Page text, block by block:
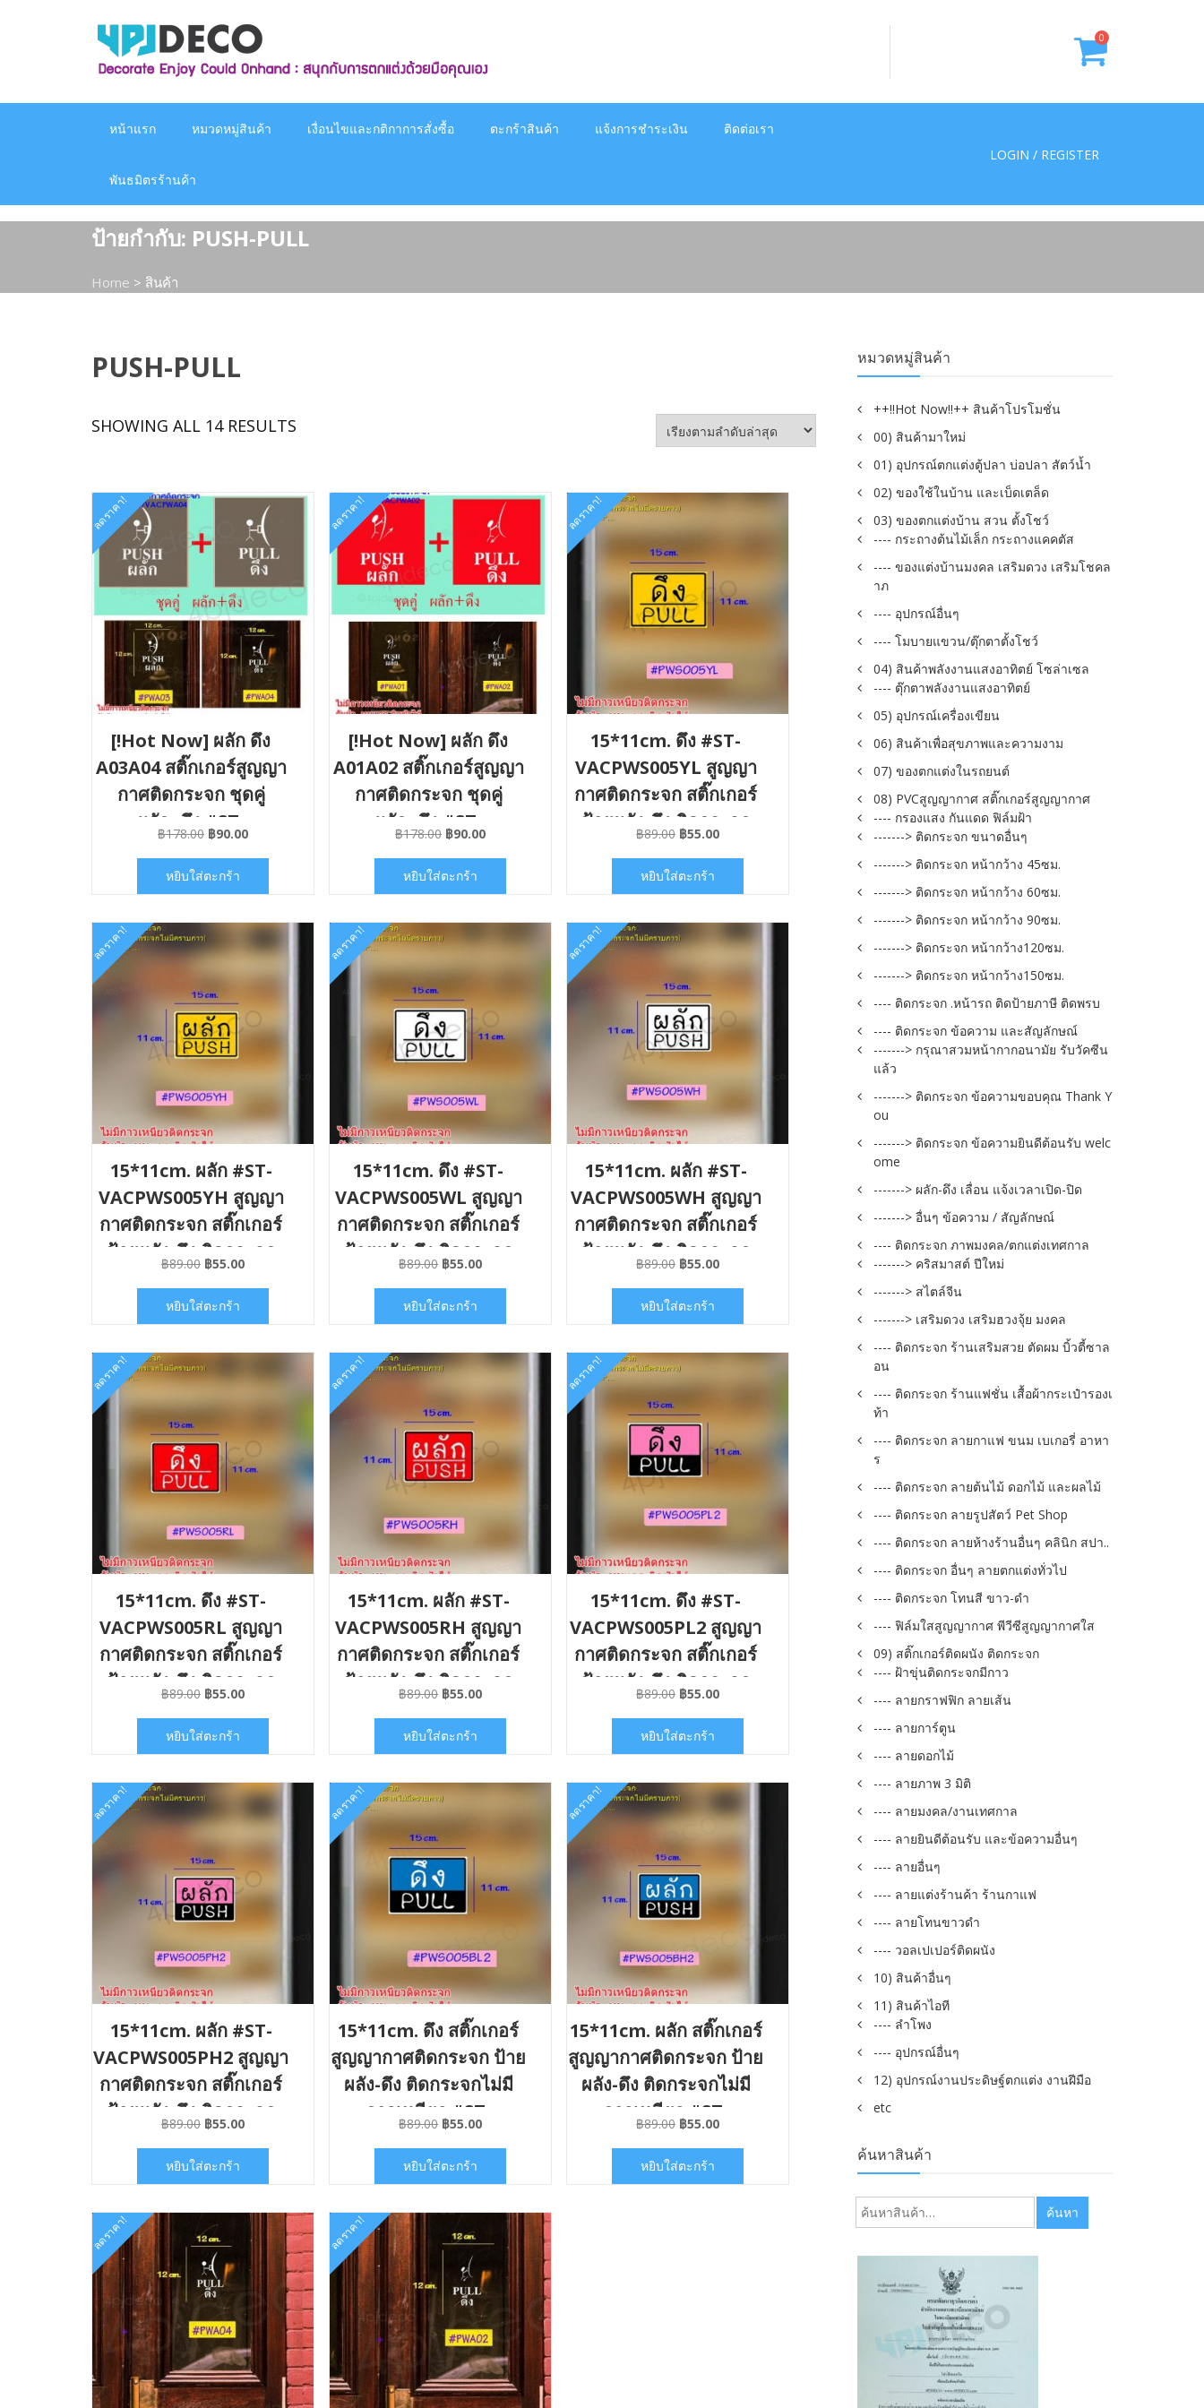
0
หน้าแรก หมวดหมู่สินค้า เงื่อนไขและกติกาการสั่งซื้อ ตะกร้าสินค้า แจ้งการชำระเงิน ติดต่อเรา
พันธมิตรร้านค้า
LOGIN / REGISTER
ป้ายกำกับ: PUSH-PULL
Home > สินค้า
PUSH-PULL
SHOWING ALL 14 RESULTS
ลดราคา!
[!Hot Now] ผลัก ดึง
A03A04 สติ๊กเกอร์สูญญา
กาศติดกระจก ชุดคู่
ผลัก+ดึง #ST-
VACPWA03/VACPWA0
4-012012
฿178.00 Original
was:
฿90.00Current
หยิบใส่ตะกร้า
ลดราคา!
[!Hot Now] ผลัก ดึง
A01A02 สติ๊กเกอร์สูญญา
กาศติดกระจก ชุดคู่
ผลัก+ดึง #ST-
VACPWA01/VACPWA0
2-012012
฿178.00 Original
was:
฿90.00Current
หยิบใส่ตะกร้า
ลดราคา!
15*11cm. ดึง #ST-
VACPWS005YL สูญญา
กาศติดกระจก สติ๊กเกอร์
ป้ายผลัง-ดึง ติดกระจก
ไม่มีคราบกาว
฿89.00 Original
was:
฿55.00Current
หยิบใส่ตะกร้า
ลดราคา!
15*11cm. ผลัก #ST-
VACPWS005YH สูญญา
กาศติดกระจก สติ๊กเกอร์
ป้ายผลัง-ดึง ติดกระจก
ไม่มีคราบกาว
฿89.00 Original
was:
฿55.00Current
หยิบใส่ตะกร้า
ลดราคา!
15*11cm. ดึง #ST-
VACPWS005WL สูญญา
กาศติดกระจก สติ๊กเกอร์
ป้ายผลัง-ดึง ติดกระจก
ไม่มีคราบกาว
฿89.00 Original
was:
฿55.00Current
หยิบใส่ตะกร้า
ลดราคา!
15*11cm. ผลัก #ST-
VACPWS005WH สูญญา
กาศติดกระจก สติ๊กเกอร์
ป้ายผลัง-ดึง ติดกระจก
ไม่มีคราบกาว
฿89.00 Original
was:
฿55.00Current
หยิบใส่ตะกร้า
ลดราคา!
15*11cm. ดึง #ST-
VACPWS005RL สูญญา
กาศติดกระจก สติ๊กเกอร์
ป้ายผลัง-ดึง ติดกระจก
ไม่มีคราบกาว
฿89.00 Original
was:
฿55.00Current
หยิบใส่ตะกร้า
ลดราคา!
15*11cm. ผลัก #ST-
VACPWS005RH สูญญา
กาศติดกระจก สติ๊กเกอร์
ป้ายผลัง-ดึง ติดกระจก
ไม่มีคราบกาว
฿89.00 Original
was:
฿55.00Current
หยิบใส่ตะกร้า
ลดราคา!
15*11cm. ดึง #ST-
VACPWS005PL2 สูญญา
กาศติดกระจก สติ๊กเกอร์
ป้ายผลัง-ดึง ติดกระจก
ไม่มีคราบกาว
฿89.00 Original
was:
฿55.00Current
หยิบใส่ตะกร้า
ลดราคา!
15*11cm. ผลัก #ST-
VACPWS005PH2 สูญญา
กาศติดกระจก สติ๊กเกอร์
ป้ายผลัง-ดึง ติดกระจก
ไม่มีคราบกาว
฿89.00 Original
was:
฿55.00Current
หยิบใส่ตะกร้า
ลดราคา!
15*11cm. ดึง สติ๊กเกอร์
สูญญากาศติดกระจก ป้าย
ผลัง-ดึง ติดกระจกไม่มี
กาวเหนียว #ST-
VACPWS005BL2
฿89.00 Original
was:
฿55.00Current
หยิบใส่ตะกร้า
ลดราคา!
15*11cm. ผลัก สติ๊กเกอร์
สูญญากาศติดกระจก ป้าย
ผลัง-ดึง ติดกระจกไม่มี
กาวเหนียว #ST-
VACPWS005BH2
฿89.00 Original
was:
฿55.00Current
หยิบใส่ตะกร้า
ลดราคา! ลดราคา!
หมวดหมู่สินค้า
++!!Hot Now!!++ สินค้าโปรโมชั่น
00) สินค้ามาใหม่
01) อุปกรณ์ตกแต่งตู้ปลา บ่อปลา สัตว์น้ำ
02) ของใช้ในบ้าน และเบ็ดเตล็ด
03) ของตกแต่งบ้าน สวน ตั้งโชว์
---- กระถางต้นไม้เล็ก กระถางแคคตัส
---- ของแต่งบ้านมงคล เสริมดวง เสริมโชคล
าภ
---- อุปกรณ์อื่นๆ
---- โมบายแขวน/ตุ๊กตาตั้งโชว์
04) สินค้าพลังงานแสงอาทิตย์ โซล่าเซล
---- ตุ๊กตาพลังงานแสงอาทิตย์
05) อุปกรณ์เครื่องเขียน
06) สินค้าเพื่อสุขภาพและความงาม
07) ของตกแต่งในรถยนต์
08) PVCสูญญากาศ สติ๊กเกอร์สูญญากาศ
---- กรองแสง กันแดด ฟิล์มฝ้า
-------> ติดกระจก ขนาดอื่นๆ
-------> ติดกระจก หน้ากว้าง 45ซม.
-------> ติดกระจก หน้ากว้าง 60ซม.
-------> ติดกระจก หน้ากว้าง 90ซม.
-------> ติดกระจก หน้ากว้าง120ซม.
-------> ติดกระจก หน้ากว้าง150ซม.
---- ติดกระจก .หน้ารถ ติดป้ายภาษี ติดพรบ
---- ติดกระจก ข้อความ และสัญลักษณ์
-------> กรุณาสวมหน้ากากอนามัย รับวัคซีน
แล้ว
-------> ติดกระจก ข้อความขอบคุณ Thank Y
ou
-------> ติดกระจก ข้อความยินดีต้อนรับ welc
ome
-------> ผลัก-ดึง เลื่อน แจ้งเวลาเปิด-ปิด
-------> อื่นๆ ข้อความ / สัญลักษณ์
---- ติดกระจก ภาพมงคล/ตกแต่งเทศกาล
-------> คริสมาสต์ ปีใหม่
-------> สไตล์จีน
-------> เสริมดวง เสริมฮวงจุ้ย มงคล
---- ติดกระจก ร้านเสริมสวย ตัดผม บิ้วตี้ซาล
อน
---- ติดกระจก ร้านแฟชั่น เสื้อผ้ากระเป๋ารองเ
ท้า
---- ติดกระจก ลายกาแฟ ขนม เบเกอรี่ อาหา
ร
---- ติดกระจก ลายต้นไม้ ดอกไม้ และผลไม้
---- ติดกระจก ลายรูปสัตว์ Pet Shop
---- ติดกระจก ลายห้างร้านอื่นๆ คลินิก สปา..
---- ติดกระจก อื่นๆ ลายตกแต่งทั่วไป
---- ติดกระจก โทนสี ขาว-ดำ
---- ฟิล์มใสสูญญากาศ พีวีซีสูญญากาศใส
09) สติ๊กเกอร์ติดผนัง ติดกระจก
---- ฝ้าขุ่นติดกระจกมีกาว
---- ลายกราฟฟิก ลายเส้น
---- ลายการ์ตูน
---- ลายดอกไม้
---- ลายภาพ 3 มิติ
---- ลายมงคล/งานเทศกาล
---- ลายยินดีต้อนรับ และข้อความอื่นๆ
---- ลายอื่นๆ
---- ลายแต่งร้านค้า ร้านกาแฟ
---- ลายโทนขาวดำ
---- วอลเปเปอร์ติดผนัง
10) สินค้าอื่นๆ
11) สินค้าไอที
---- ลำโพง
---- อุปกรณ์อื่นๆ
12) อุปกรณ์งานประดิษฐ์ตกแต่ง งานฝีมือ
etc
ค้นหาสินค้า
ค้นหา: ค้นหา